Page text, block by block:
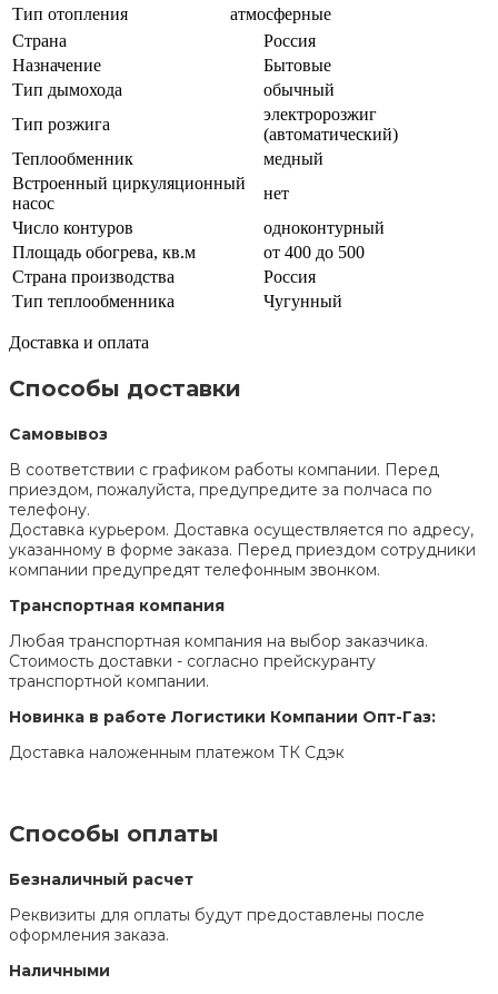
Тип отопления
атмосферные
Страна
Россия
Назначение
Бытовые
Тип дымохода
обычный
Тип розжига
электророзжиг
(автоматический)
Теплообменник
медный
Встроенный циркуляционный
насос
нет
Число контуров
одноконтурный
Площадь обогрева, кв.м
от 400 до 500
Страна производства
Россия
Тип теплообменника
Чугунный
Доставка и оплата
Способы доставки
Самовывоз
В соответствии с графиком работы компании. Перед
приездом, пожалуйста, предупредите за полчаса по
телефону.
Доставка курьером. Доставка осуществляется по адресу,
указанному в форме заказа. Перед приездом сотрудники
компании предупредят телефонным звонком.
Транспортная компания
Любая транспортная компания на выбор заказчика.
Стоимость доставки - согласно прейскуранту
транспортной компании.
Новинка в работе Логистики Компании Опт-Газ:
Доставка наложенным платежом ТК Сдэк
Способы оплаты
Безналичный расчет
Реквизиты для оплаты будут предоставлены после
оформления заказа.
Наличными